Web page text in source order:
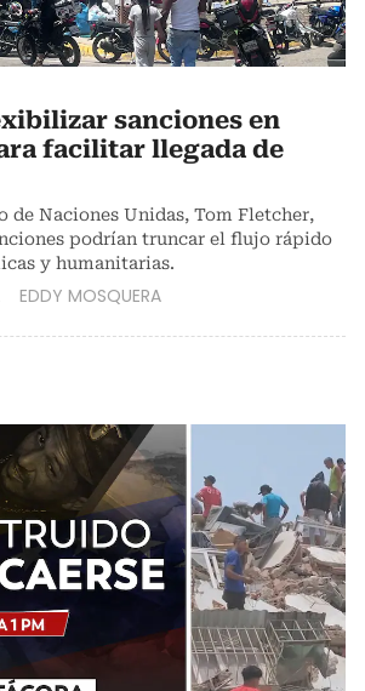
sanciones en
facilitar llegada de
de Naciones Unidas, Tom Fletcher,
podrían truncar el flujo rápido
y humanitarias.
EDDY MOSQUERA